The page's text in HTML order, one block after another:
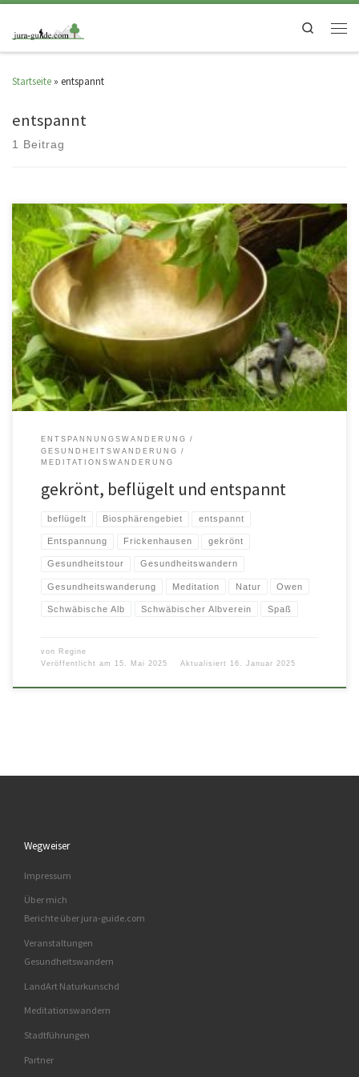
Search
Startseite » entspannt
entspannt
1 Beitrag
FrauenSpecial – mit dem Schwäbischen Albverein Sind wir Frauen nicht
alle Engel ohne Flügel? Bei dieser Nachmittagsrunde werden wir die […]
ENTSPANNUNGSWANDERUNG
GESUNDHEITSWANDERUNG
MEDITATIONSWANDERUNG
gekrönt, beflügelt und entspannt
beflügelt Biosphärengebiet entspannt
Entspannung Frickenhausen gekrönt
Gesundheitstour Gesundheitswandern
Gesundheitswanderung Meditation Natur Owen
Schwäbische Alb Schwäbischer Albverein Spaß
von Regine
Veröffentlicht am
15. Mai 2025 Aktualisiert 16. Januar 2025
Wegweiser
Impressum
Über mich
Berichte über jura-guide.com
Veranstaltungen
Gesundheitswandern
LandArt Naturkunschd
Meditationswandern
Stadtführungen
Partner